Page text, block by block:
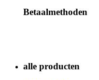
Betaalmethoden
alle producten